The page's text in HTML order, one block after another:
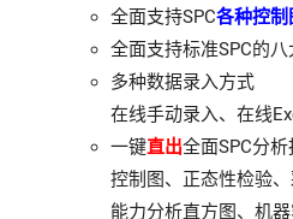
全面支持SPC各种控制
全面支持标准SPC的
多种数据录入方式
在线手动录入、在线
一键直出全面SPC分
控制图、正态性检验
能力分析直方图、机